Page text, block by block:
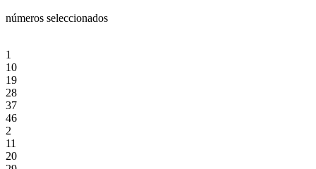
números seleccionados
1
10
19
28
37
46
2
11
20